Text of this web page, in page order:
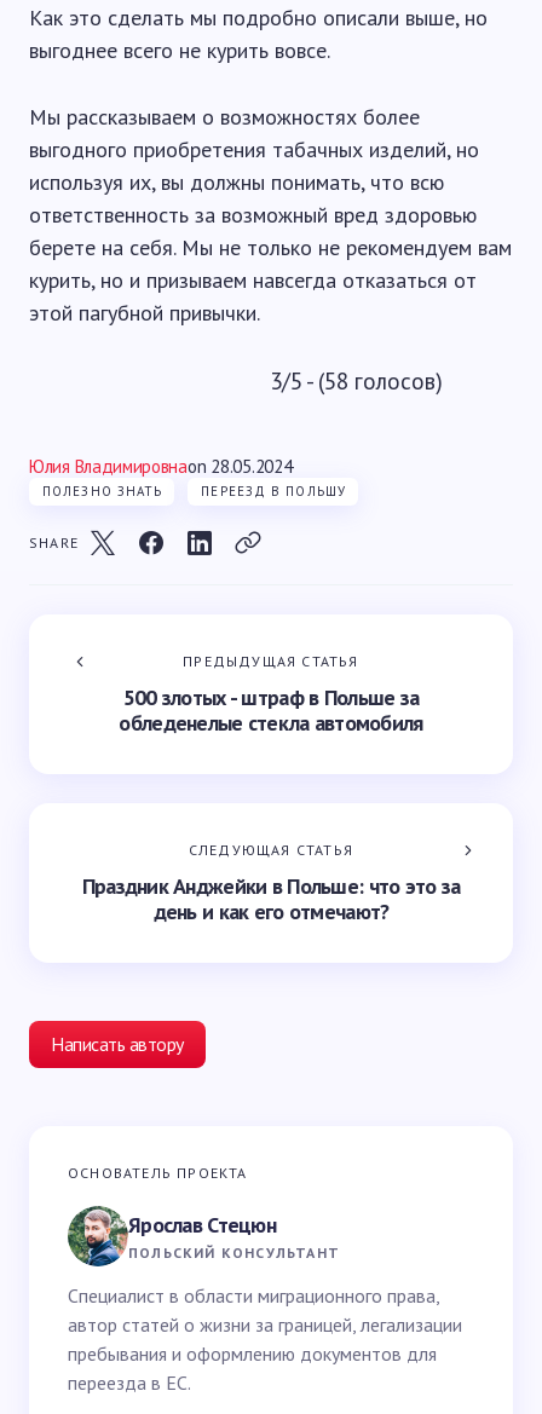
Как это сделать мы подробно описали выше, но
выгоднее всего не курить вовсе.
Мы рассказываем о возможностях более
выгодного приобретения табачных изделий, но
используя их, вы должны понимать, что всю
ответственность за возможный вред здоровью
берете на себя. Мы не только не рекомендуем вам
курить, но и призываем навсегда отказаться от
этой пагубной привычки.
3/5 - (58 голосов)
Юлия Владимировнаon 28.05.2024
ПОЛЕЗНО ЗНАТЬ ПЕРЕЕЗД В ПОЛЬШУ
SHARE
ПРЕДЫДУЩАЯ СТАТЬЯ
500 злотых - штраф в Польше за
обледенелые стекла автомобиля
СЛЕДУЮЩАЯ СТАТЬЯ
Праздник Анджейки в Польше: что это за
день и как его отмечают?
Написать автору
Ваш адрес email не будет опубликован.
Ваше имя *
Email *
ОСНОВАТЕЛЬ ПРОЕКТА
Ярослав Стецюн
ПОЛЬСКИЙ КОНСУЛЬТАНТ
Специалист в области миграционного права,
автор статей о жизни за границей, легализации
пребывания и оформлению документов для
переезда в ЕС.